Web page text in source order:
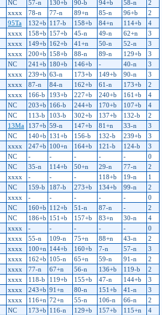
NC 57-n 130+b 90-b 94+b 58-n
2
xxxx 78-n 77-n 89+n 85-n 96+b
2
95Ta 132+b 117-b 158+b 84+n 114+b
4
xxxx 158+b 157+b 45-n 49-n 62+n
3
xxxx 149+b 162+b 41+n 50-n 52-n
3
xxxx 200+b 158+b 88-n 89-n 129+b
3
NC 241+b 180+b 146+b - 40-n
3
xxxx 239+b 63-n 173+b 149+b 90-n
3
xxxx 87-n 84-n 162+b 61-n 173+b
2
xxxx 166-b 193+b 227+b 240+b 161+b
4
NC 203+b 166-b 244+b 170+b 107+b
4
NC 113-b 103-b 302+b 137+b 132-b
2
13Ma 137+b 59-n 147+b 81+n 33-n
3
NC 140+b 131+b 156-b 132-b 239+b
3
xxxx 247+b 100+n 164+b 121-b 124-b
3
NC - - - - -
0
NC 35-n 114+b 50+n 29-n 77-n
2
xxxx - - - 118+b 19-n
1
NC 159-b 187-b 273+b 134+b 99-n
2
xxxx - - - - -
0
NC 160+b 112+b 51-n 87-n -
2
NC 186+b 151+b 157+b 83+n 30-n
4
xxxx - - - - -
0
xxxx 55-n 109-n 75+n 88+n 43-n
2
xxxx 100+n 144+b 160+b 7-n 57-n
3
xxxx 162+b 105-n 65+n 59-n 91-n
2
xxxx 77-n 67+n 56-n 136+b 119-b
2
xxxx 118-b 119+b 155+b 47-n 144+b
3
xxxx 243+b 91+n 80-n 151+b 41-n
3
xxxx 116+n 72+n 55-n 106-n 66-n
2
NC 173+b 116-n 129+b 157+b 115+n
4